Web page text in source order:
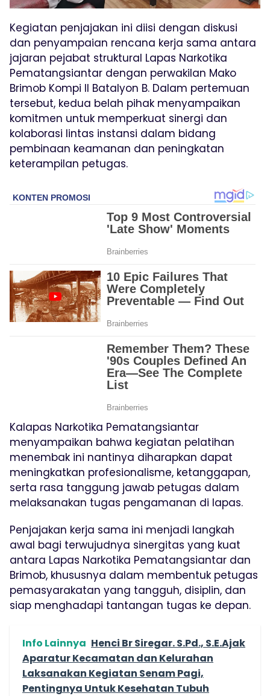
Kegiatan penjajakan ini diisi dengan diskusi
dan penyampaian rencana kerja sama antara
jajaran pejabat struktural Lapas Narkotika
Pematangsiantar dengan perwakilan Mako
Brimob Kompi II Batalyon B. Dalam pertemuan
tersebut, kedua belah pihak menyampaikan
komitmen untuk memperkuat sinergi dan
kolaborasi lintas instansi dalam bidang
pembinaan keamanan dan peningkatan
keterampilan petugas.
Kalapas Narkotika Pematangsiantar
menyampaikan bahwa kegiatan pelatihan
menembak ini nantinya diharapkan dapat
meningkatkan profesionalisme, ketanggapan,
serta rasa tanggung jawab petugas dalam
melaksanakan tugas pengamanan di lapas.
Penjajakan kerja sama ini menjadi langkah
awal bagi terwujudnya sinergitas yang kuat
antara Lapas Narkotika Pematangsiantar dan
Brimob, khususnya dalam membentuk petugas
pemasyarakatan yang tangguh, disiplin, dan
siap menghadapi tantangan tugas ke depan.
Info Lainnya Henci Br Siregar. S.Pd., S.E.Ajak
Aparatur Kecamatan dan Kelurahan
Laksanakan Kegiatan Senam Pagi,
Pentingnya Untuk Kesehatan Tubuh